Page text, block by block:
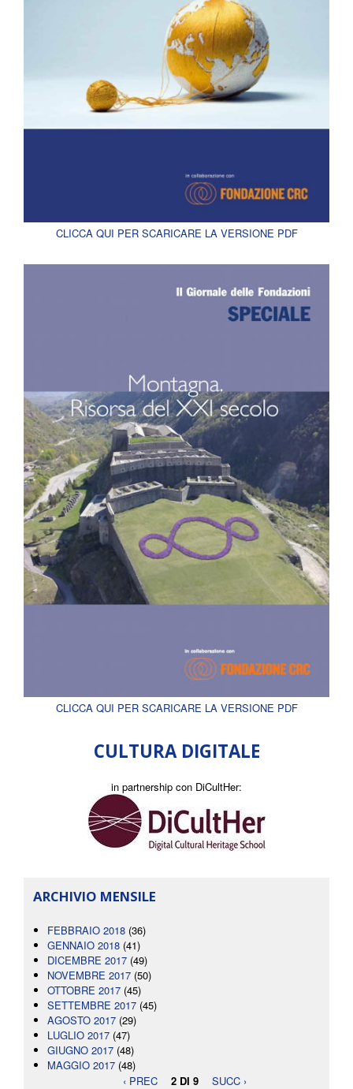
CLICCA QUI PER SCARICARE LA VERSIONE PDF
CLICCA QUI PER SCARICARE LA VERSIONE PDF
CULTURA DIGITALE
in partnership con DiCultHer:
ARCHIVIO MENSILE
FEBBRAIO 2018 (36)
GENNAIO 2018 (41)
DICEMBRE 2017 (49)
NOVEMBRE 2017 (50)
OTTOBRE 2017 (45)
SETTEMBRE 2017 (45)
AGOSTO 2017 (29)
LUGLIO 2017 (47)
GIUGNO 2017 (48)
MAGGIO 2017 (48)
‹ PREC
2 DI 9 SUCC ›